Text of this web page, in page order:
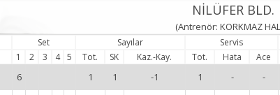
NİLÜFER BLD.
(Antrenör: KORKMAZ
Set Sayılar Servis
1
2 3 4 5 Tot. SK Kaz.-Kay. Tot. Hata Ace
6 1 1 -1 1 - -